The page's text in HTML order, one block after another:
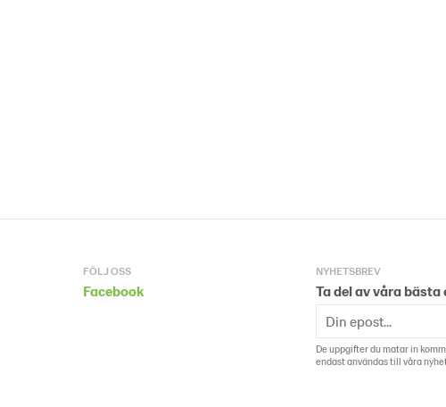
FÖLJ OSS
Facebook
NYHETSBREV
Ta del av våra
De uppgifter du matar in
endast användas till våra